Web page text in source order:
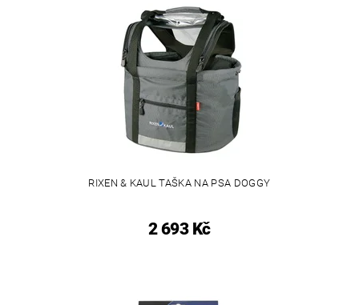
RIXEN & KAUL TAŠKA NA PSA DOGGY
2 693 Kč